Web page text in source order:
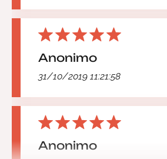
Anonimo
31/10/2019 11:21:58
Anonimo